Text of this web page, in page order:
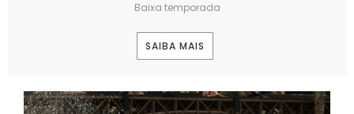
Baixa temporada
SAIBA MAIS